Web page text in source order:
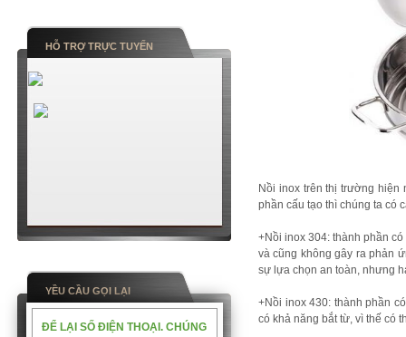
HỖ TRỢ TRỰC TUYẾN
YỀU CẦU GỌI LẠI
ĐỂ LẠI SỐ ĐIỆN THOẠI. CHÚNG
Nồi inox trên thị trường hiện
phần cấu tạo thì chúng ta có
+Nồi inox 304: thành phần
và cũng không gây ra phản
sự lựa chọn an toàn, nhưng
+Nồi inox 430: thành phần
có khả năng bắt từ, vì thế có